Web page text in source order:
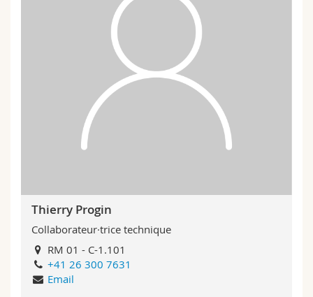
Thierry Progin
Collaborateur·trice technique
RM 01 - C-1.101
+41 26 300 7631
Email